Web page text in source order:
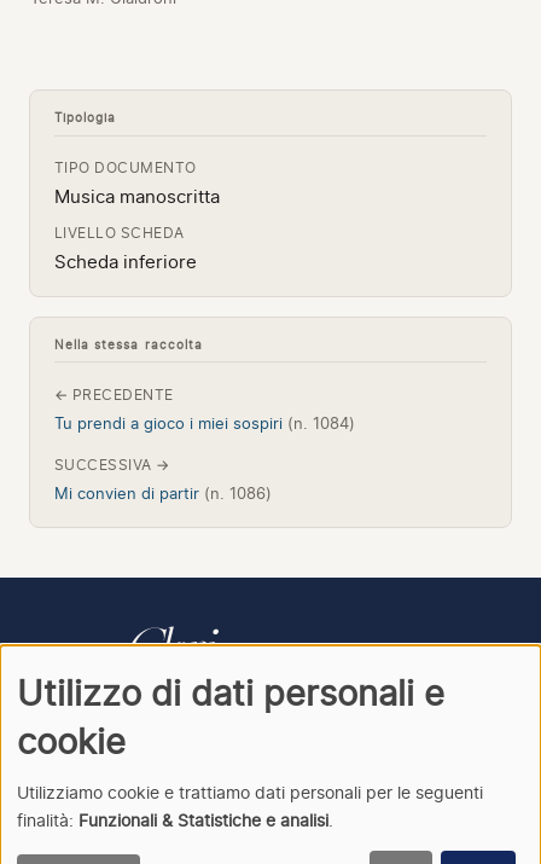
Tipologia
TIPO DOCUMENTO
Musica manoscritta
LIVELLO SCHEDA
Scheda inferiore
Nella stessa raccolta
← PRECEDENTE
Tu prendi a gioco i miei sospiri (n. 1084)
SUCCESSIVA →
Mi convien di partir (n. 1086)
CONTATTI PRIVACY
Clori · Archivio della cantata italiana · © 2026
Utilizzo di dati personali e
cookie
Utilizziamo cookie e trattiamo dati personali per le seguenti
finalità: Funzionali & Statistiche e analisi